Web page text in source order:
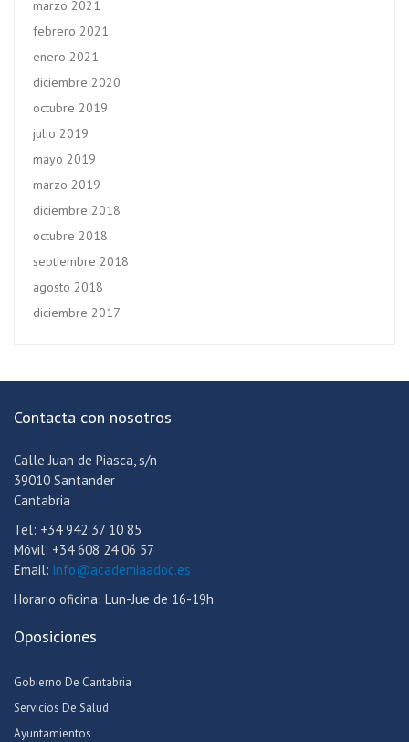
marzo 2021
febrero 2021
enero 2021
diciembre 2020
octubre 2019
julio 2019
mayo 2019
marzo 2019
diciembre 2018
octubre 2018
septiembre 2018
agosto 2018
diciembre 2017
Contacta con nosotros
Calle Juan de Piasca, s/n
39010 Santander
Cantabria
Tel: +34 942 37 10 85
Móvil: +34 608 24 06 57
Email: info@academiaadoc.es
Horario oficina: Lun-Jue de 16-19h
Oposiciones
Gobierno De Cantabria
Servicios De Salud
Ayuntamientos